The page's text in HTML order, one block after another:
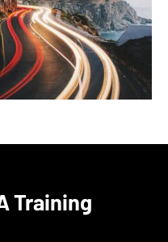
Training